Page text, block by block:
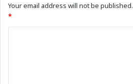
Your email address will not be published.
*